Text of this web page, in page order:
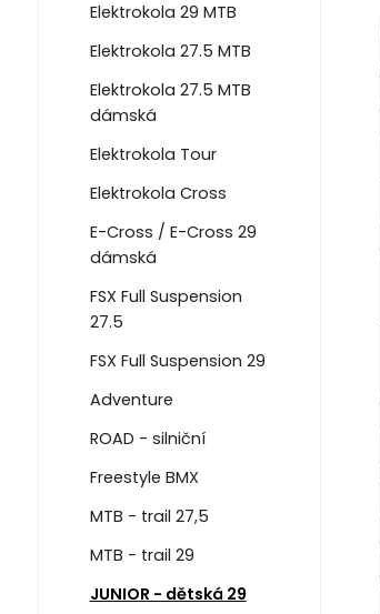
Elektrokola 29 MTB
Elektrokola 27.5 MTB
Elektrokola 27.5 MTB
dámská
Elektrokola Tour
Elektrokola Cross
E-Cross / E-Cross 29
dámská
FSX Full Suspension
27.5
FSX Full Suspension 29
Adventure
ROAD - silniční
Freestyle BMX
MTB - trail 27,5
MTB - trail 29
JUNIOR - dětská 29